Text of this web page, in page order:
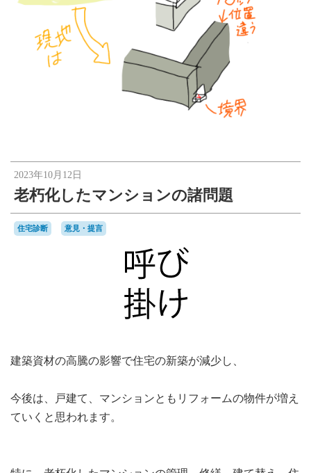
2023年10月12日
老朽化したマンションの諸問題
住宅診断 意見・提言
建築資材の高騰の影響で住宅の新築が減少し、
今後は、戸建て、マンションともリフォームの物件が増え
ていくと思われます。